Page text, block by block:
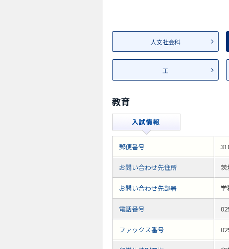
人文社会科
工
教育
郵便番号
お問い合わせ先住所 茨
お問い合わせ先部署 学
電話番号
ファックス番号